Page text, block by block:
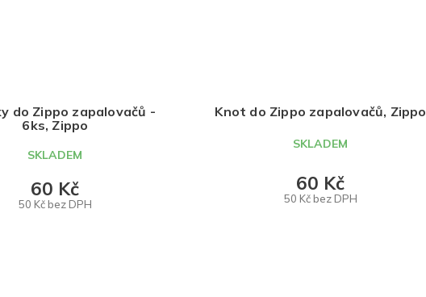
do Zippo zapalovačů -
6ks, Zippo
SKLADEM
50 Kč bez DPH
60 Kč
Knot do Zippo zapalovačů, Zippo
SKLADEM
50 Kč bez DPH
60 Kč